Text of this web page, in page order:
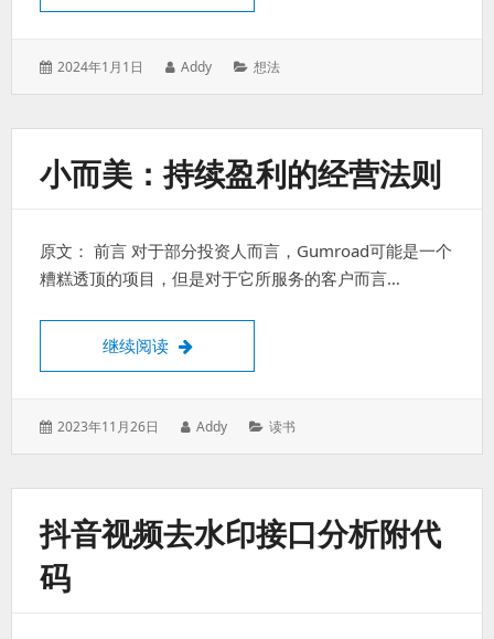
发
2024年1月1日
作
Addy
分
想法
小而美：持续盈利的经营法则
原文： 前言 对于部分投资人而言，Gumroad可能是一个
糟糕透顶的项目，但是对于它所服务的客户而言…
继续阅读 小而美：持续盈利的经营法则
发
2023年11月26日
作
Addy
分
读书
抖音视频去水印接口分析附代
码